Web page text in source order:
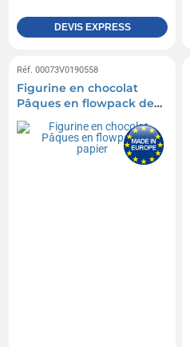
DEVIS EXPRESS
Réf. 00073V0190558
Figurine en chocolat
Pâques en flowpack de
papier